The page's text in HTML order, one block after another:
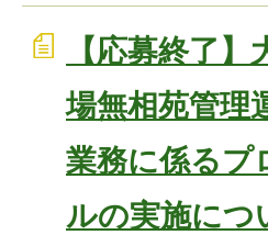
【応募終了】
場無相苑管理
業務に係るプ
ルの実施につ